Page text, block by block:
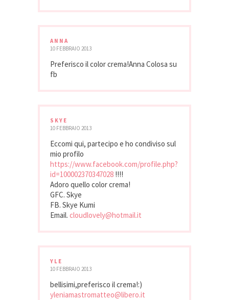
ANNA
10 FEBBRAIO 2013
Preferisco il color crema!Anna Colosa su
fb
SKYE
10 FEBBRAIO 2013
Eccomi qui, partecipo e ho condiviso sul
mio profilo
https://www.facebook.com/profile.php?
id=100002370347028 !!!!
Adoro quello color crema!
GFC. Skye
FB. Skye Kumi
Email. cloudlovely@hotmail.it
YLE
10 FEBBRAIO 2013
bellisimi,preferisco il crema!:)
yleniamastromatteo@libero.it